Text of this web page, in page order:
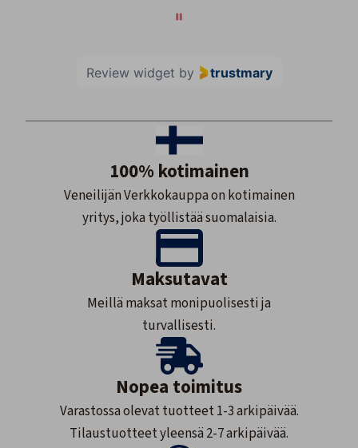
Review widget by trustmary
100% kotimainen
Veneilijän Verkkokauppa on kotimainen
yritys, joka työllistää suomalaisia.
Maksutavat
Meillä maksat monipuolisesti ja
turvallisesti.
Nopea toimitus
Varastossa olevat tuotteet 1-3 arkipäivää.
Tilaustuotteet yleensä 2-7 arkipäivää.